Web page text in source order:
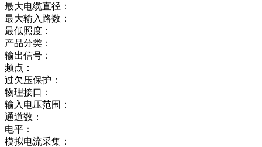
最大电缆直径：
最大输入路数：
最低照度：
产品分类：
输出信号：
频点：
过欠压保护：
物理接口：
输入电压范围：
通道数：
电平：
模拟电流采集：